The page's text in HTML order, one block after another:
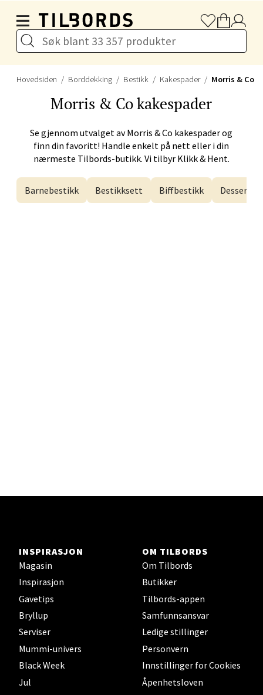
Hovedsiden Borddekking Bestikk Kakespader Morris & Co
Morris & Cokakespader
Se gjennom utvalget avMorris & Co kakespader og
finn din favoritt! Handle enkelt på nett eller i din
nærmeste Tilbords-butikk. Vi tilbyr Klikk & Hent.
Barnebestikk Bestikksett Biffbestikk
INSPIRASJON
Magasin
Inspirasjon
Gavetips
Bryllup
Serviser
Mummi-univers
Black Week
Jul
OM TILBORDS
Om Tilbords
Butikker
Tilbords-appen
Samfunnsansvar
Ledige stillinger
Personvern
Innstillinger for Cookies
Åpenhetsloven
Naustdalsveien 4, 6800 Førde
Åpent i dag 10-20
Velg
Bergen - Galleriet
Torgalmenningen 8, 5014 Bergen
Åpent i dag 09-21
Stavanger og Sandnes -
Herbarium
Lars Hertervigs gate 6, 4005 Stavanger
Åpent i dag 10-20
Velg